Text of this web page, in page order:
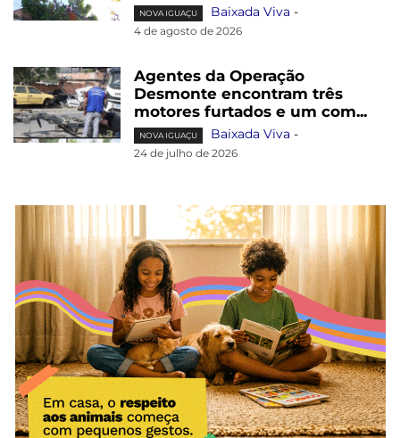
NOVA IGUAÇU Baixada Viva -
4 de agosto de 2026
Agentes da Operação
Desmonte encontram três
motores furtados e um com...
NOVA IGUAÇU Baixada Viva -
24 de julho de 2026